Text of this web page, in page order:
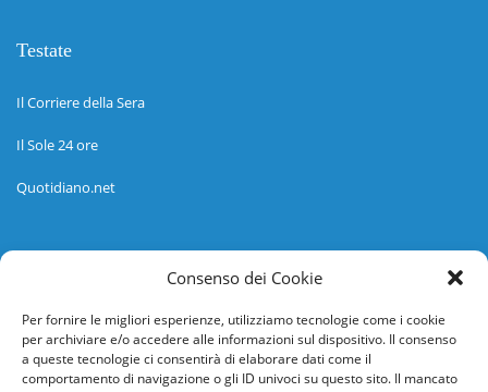
Consenso dei Cookie
Per fornire le migliori esperienze, utilizziamo tecnologie come i cookie
per archiviare e/o accedere alle informazioni sul dispositivo. Il consenso
a queste tecnologie ci consentirà di elaborare dati come il
comportamento di navigazione o gli ID univoci su questo sito. Il mancato
Testate
Il Corriere della Sera
Il Sole 24 ore
Quotidiano.net
Informazioni
Help desk